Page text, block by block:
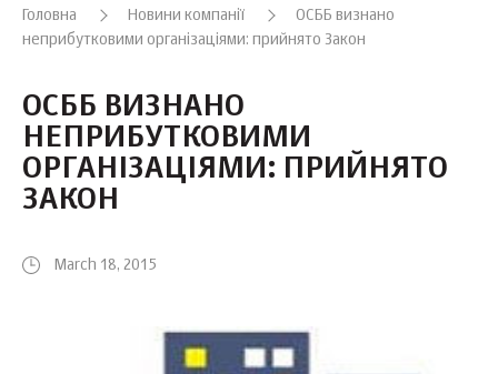
Головна Новини компанії
ОСББ визнано
неприбутковими організаціями: прийнято Закон
ОСББ ВИЗНАНО
НЕПРИБУТКОВИМИ
ОРГАНІЗАЦІЯМИ: ПРИЙНЯТО
ЗАКОН
March 18, 2015